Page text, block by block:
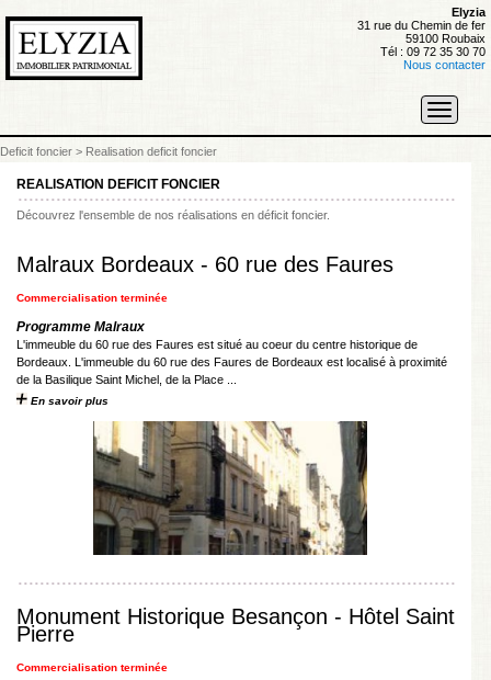
Elyzia
31 rue du Chemin de fer
59100 Roubaix
Tél : 09 72 35 30 70
Nous contacter
Toggle
Deficit foncier > Realisation deficit foncier
REALISATION DEFICIT FONCIER
Découvrez l'ensemble de nos réalisations en déficit foncier.
Malraux Bordeaux - 60 rue des Faures
Commercialisation terminée
Programme Malraux
L'immeuble du 60 rue des Faures est situé au coeur du centre historique de
Bordeaux. L'immeuble du 60 rue des Faures de Bordeaux est localisé à proximité
de la Basilique Saint Michel, de la Place ...
En savoir plus
Monument Historique Besançon - Hôtel Saint
Pierre
Commercialisation terminée